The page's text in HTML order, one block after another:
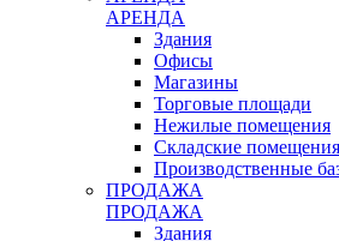
АРЕНДА
Здания
Офисы
Магазины
Торговые площади
Нежилые помещения
Складские помещения
Производственные
ПРОДАЖА
ПРОДАЖА
Здания